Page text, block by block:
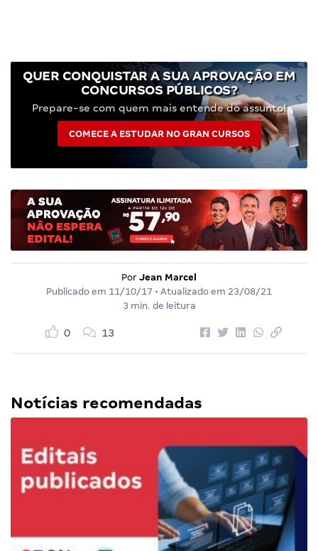
QUER CONQUISTAR A SUA APROVAÇÃO EM
CONCURSOS PÚBLICOS?
Prepare-se com quem mais entende do assunto!
COMECE A ESTUDAR NO GRAN CURSOS
Por Jean Marcel
Publicado em 11/10/17 • Atualizado em 23/08/21
3 min. de leitura
0 13
Notícias recomendadas